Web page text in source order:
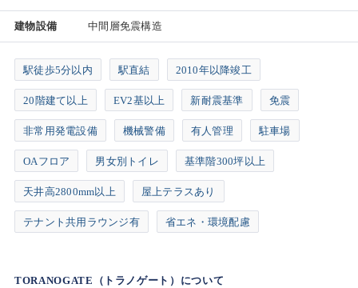
建物設備 中間層免震構造
駅徒歩5分以内 駅直結 2010年以降竣工
20階建て以上 EV2基以上 新耐震基準 免震
非常用発電設備 機械警備 有人管理 駐車場
OAフロア 男女別トイレ 基準階300坪以上
天井高2800mm以上 屋上テラスあり
テナント共用ラウンジ有 省エネ・環境配慮
TORANOGATE（トラノゲート）について